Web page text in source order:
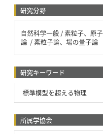
研究分野
自然科学一般 / 素粒子、原
論 / 素粒子論、場の量子論
研究キーワード
標準模型を超える物理
所属学協会